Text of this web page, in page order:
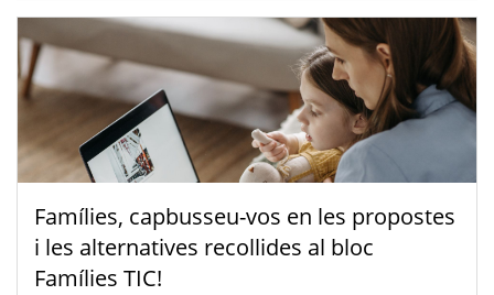
Famílies, capbusseu-vos en les propostes
i les alternatives recollides al bloc
Famílies TIC!